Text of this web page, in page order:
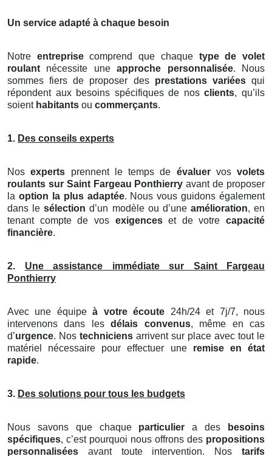
Un service adapté à chaque besoin
Notre entreprisecomprend que chaque type de volet
roulant nécessite uneapproche personnalisée. Nous
sommes fiers de proposer des prestations variéesqui
répondent aux besoins spécifiques de nosclients, qu’ils
soient habitants ou commerçants.
1. Des conseils experts
Nosexperts prennent le temps de évaluervos volets
roulants sur Saint Fargeau Ponthierryavant de proposer
la option la plus adaptée. Nous vous guidons également
dans lesélection d’un modèle ou d’une amélioration, en
tenant compte de vos exigenceset de votre capacité
financière.
2. Une assistance immédiate sur Saint Fargeau
Ponthierry
Avec une équipeà votre écoute 24h/24 et 7j/7, nous
intervenons dans lesdélais convenus, même en cas
d’urgence. Nos techniciens arrivent sur place avec tout le
matériel nécessaire pour effectuer une remise en état
rapide.
3. Des solutions pour tous les budgets
Nous savons que chaque particulier a des
besoins
spécifiques, c’est pourquoi nous offrons des propositions
personnalisées avant toute intervention. Nos tarifs